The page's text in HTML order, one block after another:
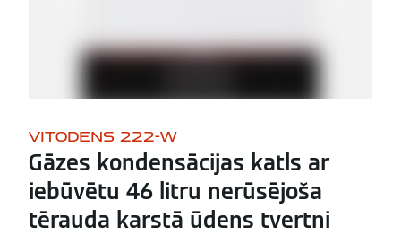
VITODENS 222-W
Gāzes kondensācijas katls ar
iebūvētu 46 litru nerūsējoša
tērauda karstā ūdens tvertni